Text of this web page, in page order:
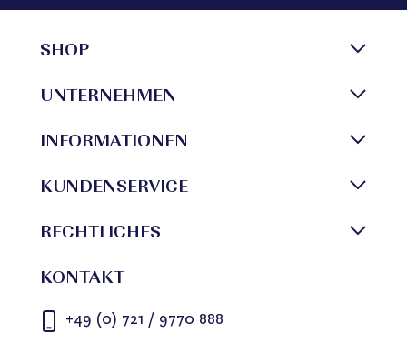
SHOP
UNTERNEHMEN
INFORMATIONEN
KUNDENSERVICE
RECHTLICHES
KONTAKT
+49 (0) 721 / 9770 888